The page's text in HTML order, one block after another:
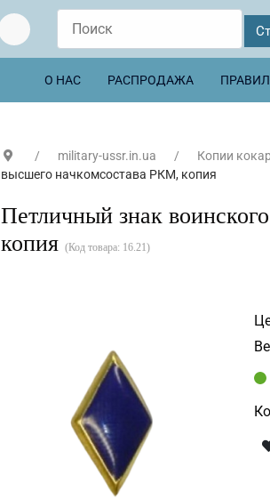
О НАС РАСПРОДАЖА
military-ussr.in.ua Копии
высшего начкомсостава РКМ, копия
Петличный знак
копия (Код товара: 16.21)